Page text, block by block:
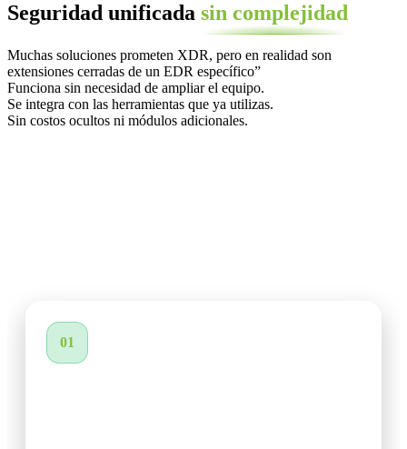
Seguridad unificada sin complejidad
Muchas soluciones prometen XDR, pero en realidad son
extensiones cerradas de un EDR específico”
Funciona sin necesidad de ampliar el equipo.
Se integra con las herramientas que ya utilizas.
Sin costos ocultos ni módulos adicionales.
01